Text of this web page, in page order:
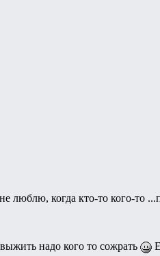
люблю, когда кто-то кого-то
надо кого то сожрать